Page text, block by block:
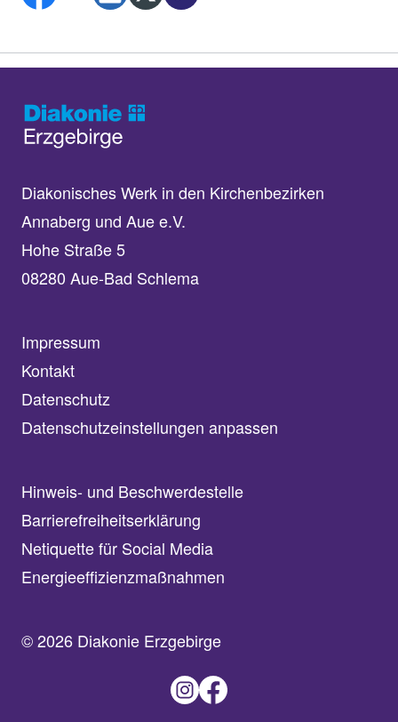
Diakonisches Werk in den Kirchenbezirken
Annaberg und Aue e.V.
Hohe Straße 5
08280 Aue-Bad Schlema
Impressum
Kontakt
Datenschutz
Datenschutzeinstellungen anpassen
Hinweis- und Beschwerdestelle
Barrierefreiheitserklärung
Netiquette für Social Media
Energieeffizienzmaßnahmen
© 2026 Diakonie Erzgebirge